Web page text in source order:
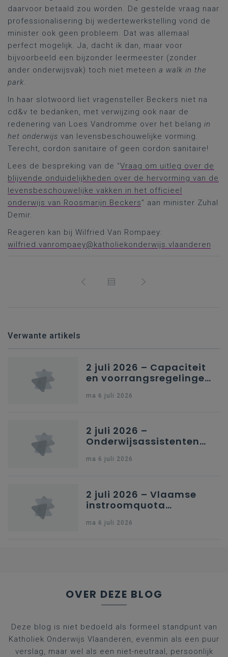
daarvoor betaald zou worden. De gestelde vraag naar
professionalisering bij wedertewerkstelling vond de
minister ook geen probleem. Dat was allemaal
perfect mogelijk. Ja, dacht ik dan, maar voor
bijvoorbeeld een bijzonder leermeester (zonder
ander onderwijsvak) toch niet meteen a walk in the
park.
In haar slotwoord liet vragensteller Beckers niet na
cd&v te bedanken, met verwijzing ook naar de
redenering van Loes Vandromme over het belang in
het onderwijs van levensbeschouwelijke vorming.
Terecht, cordon sanitaire of geen cordon sanitaire!
Lees de bespreking van de “Vraag om uitleg over de
blijvende onduidelijkheden over de hervorming van de
levensbeschouwelijke vakken in het officieel
onderwijs van Roosmarijn Beckers” aan minister Zuhal
Demir.
Reageren kan bij Wilfried Van Rompaey:
wilfried.vanrompaey@katholiekonderwijs.vlaanderen
Verwante artikels
2 juli 2026 – Capaciteit
en voorrangsregelingen
secundair onderwijs in
ma 6 juli 2026
2 juli 2026 –
Onderwijsassistenten
kleuteronderwijs
ma 6 juli 2026
2 juli 2026 – Vlaamse
instroomquota
federale RIZIV-
ma 6 juli 2026
OVER DEZE BLOG
Deze blog is niet bedoeld als formeel standpunt van
Katholiek Onderwijs Vlaanderen, evenmin als een puur
verslag, maar wel als een niet-neutraal, persoonlijk